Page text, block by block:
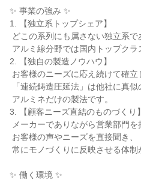
✨ 事業の強み ✨
1. 【独立系トップシェア】
2. 【独自の製造ノウハウ】
3. 【顧客ニーズ直結のものづくり】
✨ 働く環境 ✨